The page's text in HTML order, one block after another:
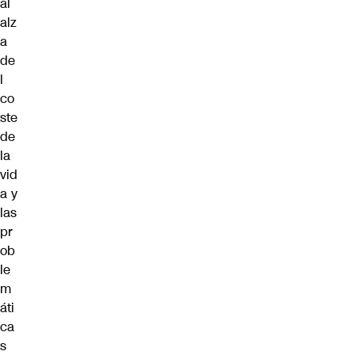
alz
a
de
l
co
ste
de
la
vid
a y
las
pr
ob
le
m
áti
ca
s